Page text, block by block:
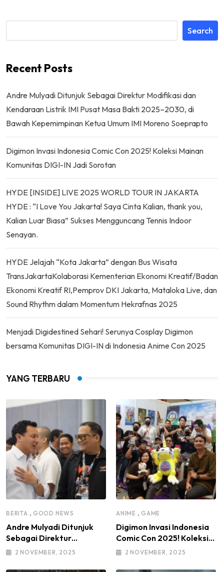
Search
Recent Posts
Andre Mulyadi Ditunjuk Sebagai Direktur Modifikasi dan
Kendaraan Listrik IMI Pusat Masa Bakti 2025–2030, di
Bawah Kepemimpinan Ketua Umum IMI Moreno Soeprapto
Digimon Invasi Indonesia Comic Con 2025! Koleksi Mainan
Komunitas DIGI-IN Jadi Sorotan
HYDE [INSIDE] LIVE 2025 WORLD TOUR IN JAKARTA
HYDE : “I Love You Jakarta! Saya Cinta Kalian, thank you,
Kalian Luar Biasa” Sukses Mengguncang Tennis Indoor
Senayan.
HYDE Jelajah “Kota Jakarta” dengan Bus Wisata
TransJakartaKolaborasi Kementerian Ekonomi Kreatif/Badan
Ekonomi Kreatif RI,Pemprov DKI Jakarta, Mataloka Live, dan
Sound Rhythm dalam Momentum Hekrafnas 2025
Menjadi Digidestined Sehari! Serunya Cosplay Digimon
bersama Komunitas DIGI-IN di Indonesia Anime Con 2025
YANG TERBARU
BERITA , GOOD NEWS
Andre Mulyadi Ditunjuk
Sebagai Direktur
Modifikasi dan Kendaraan
2 NOVEMBER, 2025
ANIME , GAME
Digimon Invasi Indonesia
Comic Con 2025! Koleksi
Mainan Komunitas DIGI-IN
2 NOVEMBER, 2025